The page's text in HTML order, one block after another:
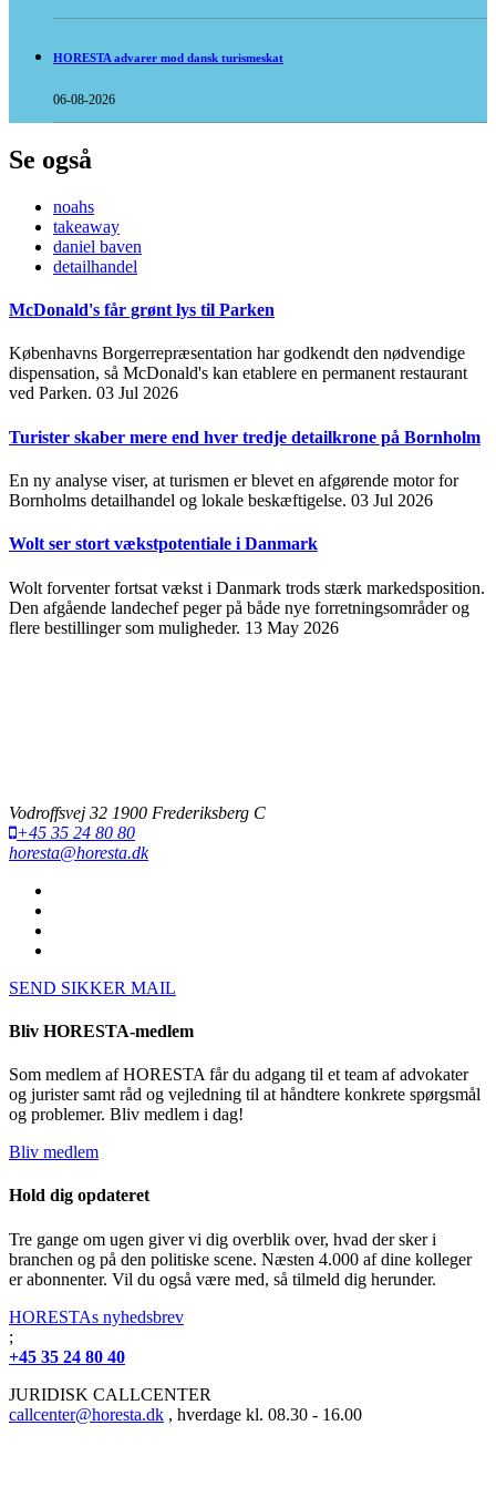
HORESTA advarer mod dansk turismeskat
06-08-2026
Se også
noahs
takeaway
daniel baven
detailhandel
McDonald's får grønt lys til Parken
Københavns Borgerrepræsentation har godkendt den nødvendige
dispensation, så McDonald's kan etablere en permanent restaurant
ved Parken. 03 Jul 2026
Turister skaber mere end hver tredje detailkrone på Bornholm
En ny analyse viser, at turismen er blevet en afgørende motor for
Bornholms detailhandel og lokale beskæftigelse. 03 Jul 2026
Wolt ser stort vækstpotentiale i Danmark
Wolt forventer fortsat vækst i Danmark trods stærk markedsposition.
Den afgående landechef peger på både nye forretningsområder og
flere bestillinger som muligheder. 13 May 2026
Vodroffsvej 32 1900 Frederiksberg C
+45 35 24 80 80
horesta@horesta.dk
SEND SIKKER MAIL
Bliv HORESTA-medlem
Som medlem af HORESTA får du adgang til et team af advokater
og jurister samt råd og vejledning til at håndtere konkrete spørgsmål
og problemer. Bliv medlem i dag!
Bliv medlem
Hold dig opdateret
Tre gange om ugen giver vi dig overblik over, hvad der sker i
branchen og på den politiske scene. Næsten 4.000 af dine kolleger
er abonnenter. Vil du også være med, så tilmeld dig herunder.
HORESTAs nyhedsbrev
;
+45 35 24 80 40
JURIDISK CALLCENTER
callcenter@horesta.dk , hverdage kl. 08.30 - 16.00